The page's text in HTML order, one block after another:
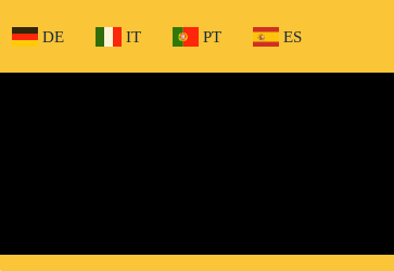
DE IT PT ES